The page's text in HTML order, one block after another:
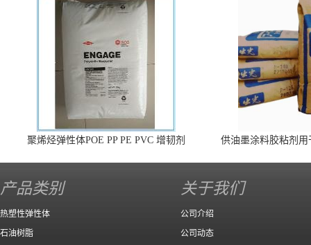
聚烯烃弹性体POE PP PE PVC 增韧剂
供油墨涂料胶粘剂
产品类别
热塑性弹性体
石油树脂
关于我们
公司介绍
公司动态